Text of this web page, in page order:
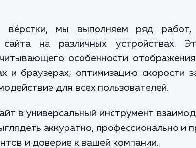
вёрстки, мы выполняем ряд работ,
сайта на различных устройствах.
особенности
и браузерах; оптимизацию скорости
для всех пользователей.
в универсальный инструмент
аккуратно, профессионально и
и доверие к вашей компании.